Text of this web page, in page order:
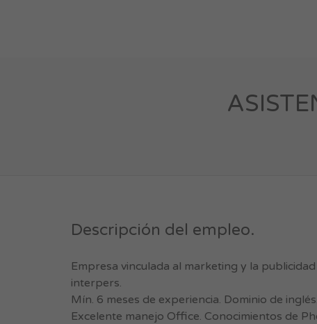
Descripción del empleo.
Empresa vinculada al marketing y la
interpers.
Mín. 6 meses de experiencia. Dominio de inglés.
Excelente manejo Office. Conocimientos de